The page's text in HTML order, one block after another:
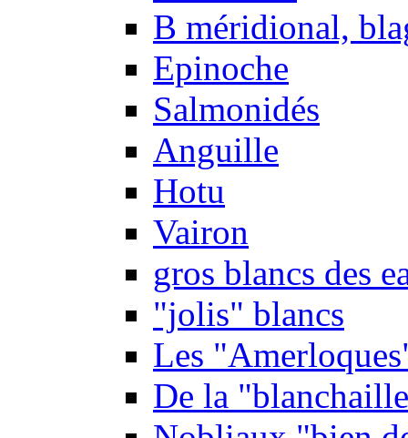
B méridional,
Epinoche
Salmonidés
Anguille
Hotu
Vairon
gros blancs des
"jolis" blancs
Les
De la